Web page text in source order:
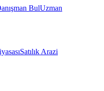
BulUzman
Satılık Arazi